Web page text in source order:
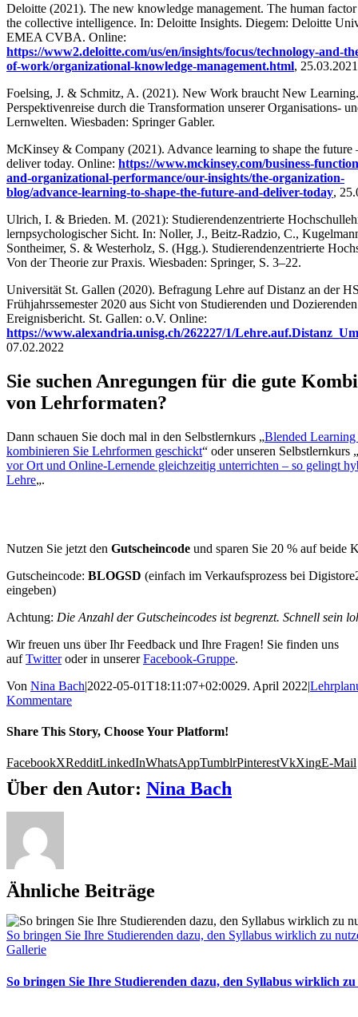
Deloitte (2021). The new knowledge management. The human factor
the collective intelligence. In: Deloitte Insights. Diegem: Deloitte
EMEA CVBA. Online:
https://www2.deloitte.com/us/en/insights/focus/technology-and-
of-work/organizational-knowledge-management.html,
Foelsing, J. & Schmitz, A. (2021). New Work braucht New
Perspektivenreise durch die Transformation unserer Organisations-
Lernwelten. Wiesbaden: Springer Gabler.
McKinsey & Company (2021). Advance learning to shape the future
deliver today. Online: https://www.mckinsey.com/business-
and-organizational-performance/our-insights/the-organization-
blog/advance-learning-to-shape-the-future-and-deliver-today,
Ulrich, I. & Brieden. M. (2021): Studierendenzentrierte
lernpsychologischer Sicht. In: Noller, J., Beitz-Radzio, C.,
Sontheimer, S. & Westerholz, S. (Hgg.). Studierendenzentrierte
Von der Theorie zur Praxis. Wiesbaden: Springer, S. 3–22.
Universität St. Gallen (2020). Befragung Lehre auf Distanz an der
Frühjahrssemester 2020 aus Sicht von Studierenden und
Ereignisbericht. St. Gallen: o.V. Online:
https://www.alexandria.unisg.ch/262227/1/
07.02.2022
Sie suchen Anregungen für die gute
von Lehrformaten?
Dann schauen Sie doch mal in den Selbstlernkurs „Blended Learning
kombinieren Sie Lehrformen geschickt“ oder unseren Selbstlernkurs „
vor Ort und Online-Lernende gleichzeitig unterrichten – so gelingt
Lehre„.
Nutzen Sie jetzt den Gutscheincode und sparen Sie 20 % auf beide
Gutscheincode: BLOGSD (einfach im Verkaufsprozess bei
eingeben)
Achtung: Die Anzahl der Gutscheincodes ist begrenzt. Schnell sein
Wir freuen uns über Ihr Feedback und Ihre Fragen! Sie finden uns
aufTwitteroder in unsererFacebook-Gruppe.
Von Nina Bach|2022-05-01T18:11:07+02:0029. April 2022|
Kommentare
Share This Story, Choose Your Platform!
FacebookXRedditLinkedInWhatsAppTumblrPinterestVkXingE-Mail
Über den Autor: Nina Bach
Ähnliche Beiträge
So bringen Sie Ihre Studierenden dazu, den Syllabus wirklich zu
Gallerie
So bringen Sie Ihre Studierenden dazu, den Syllabus wirklich